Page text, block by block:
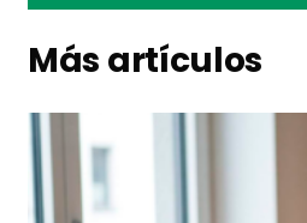
Más artículos